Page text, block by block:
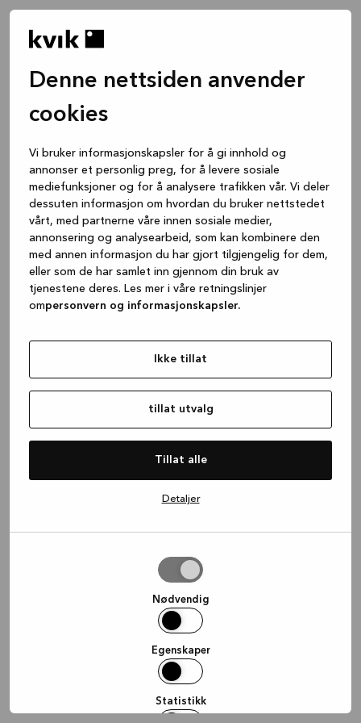
Denne nettsiden anvender
cookies
Vi bruker informasjonskapsler for å gi innhold og
annonser et personlig preg, for å levere sosiale
mediefunksjoner og for å analysere trafikken vår. Vi deler
dessuten informasjon om hvordan du bruker nettstedet
vårt, med partnerne våre innen sosiale medier,
annonsering og analysearbeid, som kan kombinere den
med annen informasjon du har gjort tilgjengelig for dem,
eller som de har samlet inn gjennom din bruk av
tjenestene deres. Les mer i våre retningslinjer
ompersonvern og informasjonskapsler.
Ikke tillat
tillat utvalg
Tillat alle
Detaljer
Nødvendig
Egenskaper
Statistikk
(see the browser console for more
information).